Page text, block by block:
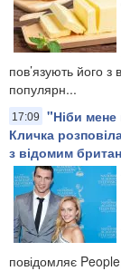
пов’язують його
популярн...
17:09
"Ніби
Кличка
з відомим
повідомляє